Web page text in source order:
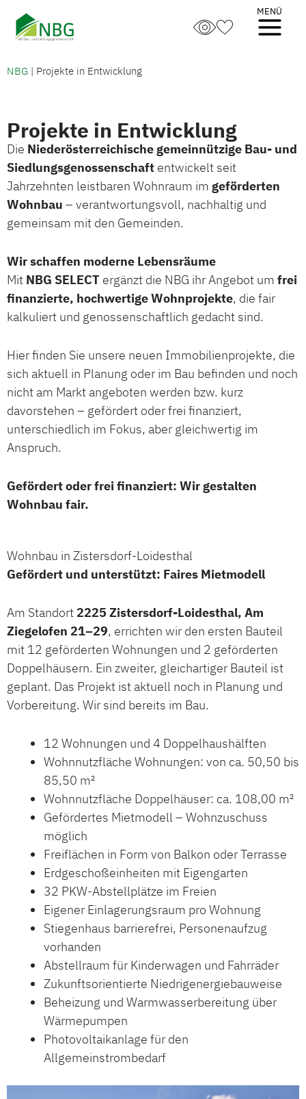
content
NBG | Projekte in Entwicklung
Projekte in Entwicklung
Die Niederösterreichische gemeinnützige Bau- und
Siedlungsgenossenschaft entwickelt seit
Jahrzehnten leistbaren Wohnraum im geförderten
Wohnbau – verantwortungsvoll, nachhaltig und
gemeinsam mit den Gemeinden.
Wir schaffen moderne Lebensräume
Mit NBG SELECT ergänzt die NBG ihr Angebot um frei
finanzierte, hochwertige Wohnprojekte, die fair
kalkuliert und genossenschaftlich gedacht sind.
Hier finden Sie unsere neuen Immobilienprojekte, die
sich aktuell in Planung oder im Bau befinden und noch
nicht am Markt angeboten werden bzw. kurz
davorstehen – gefördert oder frei finanziert,
unterschiedlich im Fokus, aber gleichwertig im
Anspruch.
Gefördert oder frei finanziert: Wir gestalten
Wohnbau fair.
Wohnbau in Zistersdorf-Loidesthal
Gefördert und unterstützt: Faires Mietmodell
Am Standort 2225 Zistersdorf-Loidesthal, Am
Ziegelofen 21–29, errichten wir den ersten Bauteil
mit 12 geförderten Wohnungen und 2 geförderten
Doppelhäusern. Ein zweiter, gleichartiger Bauteil ist
geplant. Das Projekt ist aktuell noch in Planung und
Vorbereitung. Wir sind bereits im Bau.
12 Wohnungen und 4 Doppelhaushälften
Wohnnutzfläche Wohnungen: von ca. 50,50 bis
85,50 m²
Wohnnutzfläche Doppelhäuser: ca. 108,00 m²
Gefördertes Mietmodell – Wohnzuschuss
möglich
Freiflächen in Form von Balkon oder Terrasse
Erdgeschoßeinheiten mit Eigengarten
32 PKW-Abstellplätze im Freien
Eigener Einlagerungsraum pro Wohnung
Stiegenhaus barrierefrei, Personenaufzug
vorhanden
Abstellraum für Kinderwagen und Fahrräder
Zukunftsorientierte Niedrigenergiebauweise
Beheizung und Warmwasserbereitung über
Wärmepumpen
Photovoltaikanlage für den
Allgemeinstrombedarf